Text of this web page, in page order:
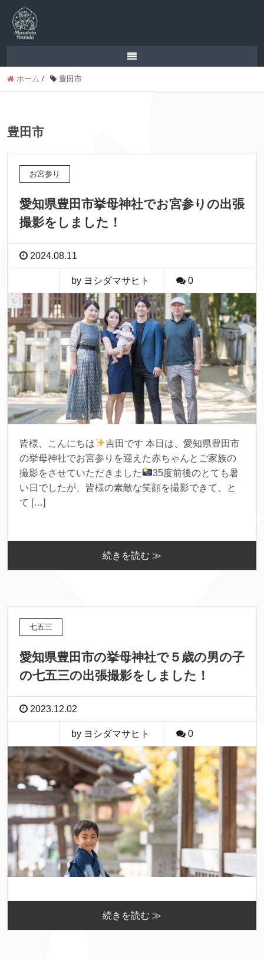
ホーム / 豊田市
豊田市
お宮参り
愛知県豊田市挙母神社でお宮参りの出張
撮影をしました！
2024.08.11
by ヨシダマサヒト 0
皆様、こんにちは
吉田です 本日は、愛知県豊田市
の挙母神社でお宮参りを迎えた赤ちゃんとご家族の
撮影をさせていただきました
35度前後のとても暑
い日でしたが、皆様の素敵な笑顔を撮影できて、と
て […]
続きを読む ≫
七五三
愛知県豊田市の挙母神社で５歳の男の子
の七五三の出張撮影をしました！
2023.12.02
by ヨシダマサヒト 0
続きを読む ≫